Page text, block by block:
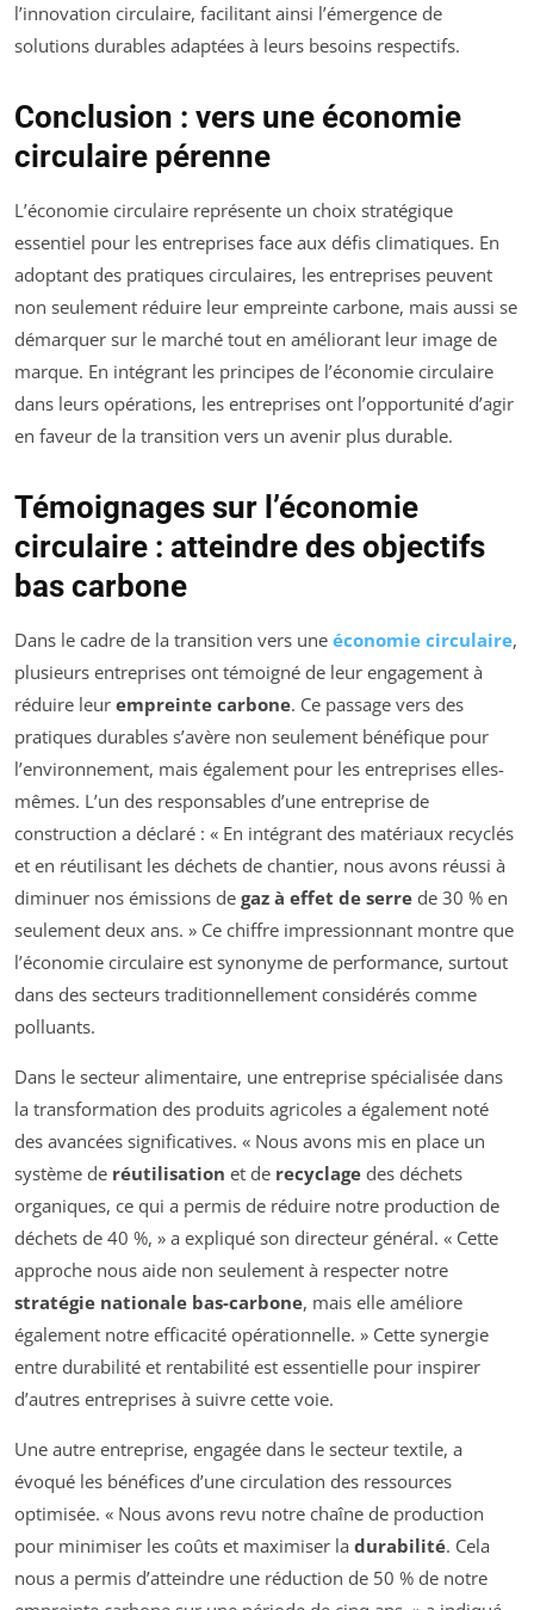
l’innovation circulaire, facilitant ainsi l’émergence de
solutions durables adaptées à leurs besoins respectifs.
Conclusion : vers une économie
circulaire pérenne
L’économie circulaire représente un choix stratégique
essentiel pour les entreprises face aux défis climatiques. En
adoptant des pratiques circulaires, les entreprises peuvent
non seulement réduire leur empreinte carbone, mais aussi se
démarquer sur le marché tout en améliorant leur image de
marque. En intégrant les principes de l’économie circulaire
dans leurs opérations, les entreprises ont l’opportunité d’agir
en faveur de la transition vers un avenir plus durable.
Témoignages sur l’économie
circulaire : atteindre des objectifs
bas carbone
Dans le cadre de la transition vers une économie circulaire,
plusieurs entreprises ont témoigné de leur engagement à
réduire leur empreinte carbone. Ce passage vers des
pratiques durables s’avère non seulement bénéfique pour
l’environnement, mais également pour les entreprises elles-
mêmes. L’un des responsables d’une entreprise de
construction a déclaré : « En intégrant des matériaux recyclés
et en réutilisant les déchets de chantier, nous avons réussi à
diminuer nos émissions de gaz à effet de serre de 30 % en
seulement deux ans. » Ce chiffre impressionnant montre que
l’économie circulaire est synonyme de performance, surtout
dans des secteurs traditionnellement considérés comme
polluants.
Dans le secteur alimentaire, une entreprise spécialisée dans
la transformation des produits agricoles a également noté
des avancées significatives. « Nous avons mis en place un
système de réutilisation et de recyclage des déchets
organiques, ce qui a permis de réduire notre production de
déchets de 40 %, » a expliqué son directeur général. « Cette
approche nous aide non seulement à respecter notre
stratégie nationale bas-carbone, mais elle améliore
également notre efficacité opérationnelle. » Cette synergie
entre durabilité et rentabilité est essentielle pour inspirer
d’autres entreprises à suivre cette voie.
Une autre entreprise, engagée dans le secteur textile, a
évoqué les bénéfices d’une circulation des ressources
optimisée. « Nous avons revu notre chaîne de production
pour minimiser les coûts et maximiser la durabilité. Cela
nous a permis d’atteindre une réduction de 50 % de notre